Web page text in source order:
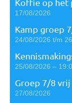
Koffie op het
17/08/2026
Kamp groep
24/08/2026 t/m
25/08/2026 –
Groep 7/8 vrij
27/08/2026